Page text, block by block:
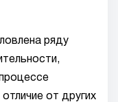
ряду
от других